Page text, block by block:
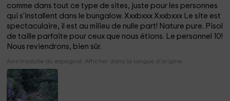
comme dans tout ce type de sites, juste pour les personnes
qui s'installent dans le bungalow. Xxxbxxx Xxxbxxx Le site est
spectaculaire, il est au milieu de nulle part! Nature pure. Pisol
de taille parfaite pour ceux que nous étions. Le personnel 10!
Nous reviendrons, bien sûr.
Avis traduite du espagnol. Afficher dans la langue d'origine.